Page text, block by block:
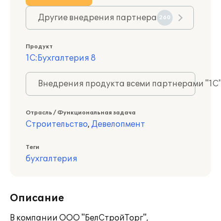
Другие внедрения партнера 260
Продукт
1С:Бухгалтерия 8
Внедрения продукта всеми партнерами
Отрасль / Функциональная задача
Строительство, Девелопмент
Теги
бухгалтерия
Описание
В компании ООО "БелСтройТорг",